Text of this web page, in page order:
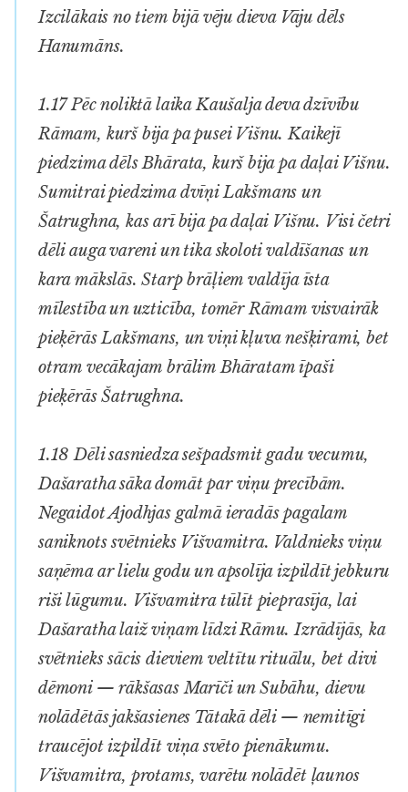
Izcilākais no tiem bijā vēju dieva Vāju dēls
Hanumāns.
1.17 Pēc noliktā laika Kaušalja deva dzīvību
Rāmam, kurš bija pa pusei Višnu. Kaikejī
piedzima dēls Bhārata, kurš bija pa daļai Višnu.
Sumitrai piedzima dvīņi Lakšmans un
Šatrughna, kas arī bija pa daļai Višnu. Visi četri
dēli auga vareni un tika skoloti valdīšanas un
kara mākslās. Starp brāļiem valdīja īsta
mīlestība un uzticība, tomēr Rāmam visvairāk
pieķērās Lakšmans, un viņi kļuva nešķirami, bet
otram vecākajam brālim Bhāratam īpaši
pieķērās Šatrughna.
1.18 Dēli sasniedza sešpadsmit gadu vecumu,
Dašaratha sāka domāt par viņu precībām.
Negaidot Ajodhjas galmā ieradās pagalam
saniknots svētnieks Višvamitra. Valdnieks viņu
saņēma ar lielu godu un apsolīja izpildīt jebkuru
riši lūgumu. Višvamitra tūlīt pieprasīja, lai
Dašaratha laiž viņam līdzi Rāmu. Izrādījās, ka
svētnieks sācis dieviem veltītu rituālu, bet divi
dēmoni — rākšasas Marīči un Subāhu, dievu
nolādētās jakšasienes Tātakā dēli — nemitīgi
traucējot izpildīt viņa svēto pienākumu.
Višvamitra, protams, varētu nolādēt ļaunos